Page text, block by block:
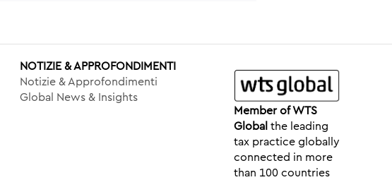
NOTIZIE & APPROFONDIMENTI
Notizie & Approfondimenti
Global News & Insights
Member of WTS
Global the leading
tax practice globally
connected in more
than 100 countries